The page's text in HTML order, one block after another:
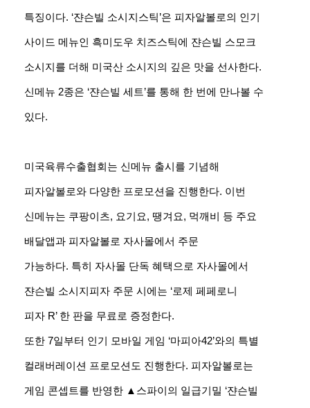
특징이다. ‘쟌슨빌 소시지스틱’은 피자알볼로의 인기
사이드 메뉴인 흑미도우 치즈스틱에 쟌슨빌 스모크
소시지를 더해 미국산 소시지의 깊은 맛을 선사한다.
신메뉴 2종은 ‘쟌슨빌 세트’를 통해 한 번에 만나볼 수
있다.
미국육류수출협회는 신메뉴 출시를 기념해
피자알볼로와 다양한 프로모션을 진행한다. 이번
신메뉴는 쿠팡이츠, 요기요, 땡겨요, 먹깨비 등 주요
배달앱과 피자알볼로 자사몰에서 주문
가능하다. 특히 자사몰 단독 혜택으로 자사몰에서
쟌슨빌 소시지피자 주문 시에는 ‘로제 페페로니
피자 R’ 한 판을 무료로 증정한다.
또한 7일부터 인기 모바일 게임 ‘마피아42’와의 특별
컬래버레이션 프로모션도 진행한다. 피자알볼로는
게임 콘셉트를 반영한 ▲스파이의 일급기밀 ‘쟌슨빌